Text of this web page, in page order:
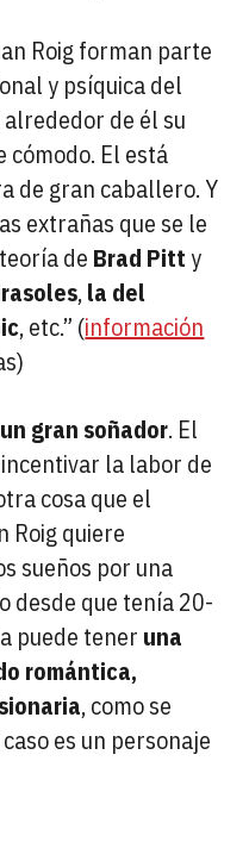
Roig forman parte
y psíquica del
de él su
cómodo. El está
de gran caballero. Y
extrañas que se le
de Brad Pitty
,la del
, etc.” (información
gran soñador. El
la labor de
cosa que el
Roig quiere
sueños por una
desde que tenía 20-
puede tener una
romántica,
, como se
es un personaje